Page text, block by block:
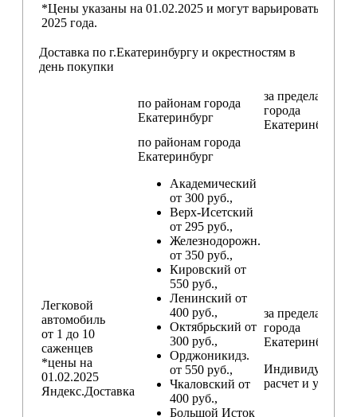
*Цены указаны на 01.02.2025 и могут варьироваться
2025 года.
Доставка по г.Екатеринбургу и окрестностям в
день покупки
по районам города
Екатеринбург
за пределами
города
Екатеринбург
Легковой
автомобиль
от 1 до 10
саженцев
*цены на
01.02.2025
Яндекс.Доставка
по районам города
Екатеринбург
Академический
от 300 руб.,
Верх-Исетский
от 295 руб.,
Железнодорожн.
от 350 руб.,
Кировский от
550 руб.,
Ленинский от
400 руб.,
Октябрьский от
300 руб.,
Орджоникидз.
от 550 руб.,
Чкаловский от
400 руб.,
Большой Исток
за пределами
города
Екатеринбург
расчет и условия